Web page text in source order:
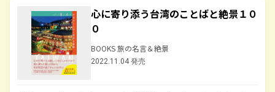
心に寄り添う台湾のことばと絶景１０
０
BOOKS 旅の名言＆絶景
2022.11.04 発売